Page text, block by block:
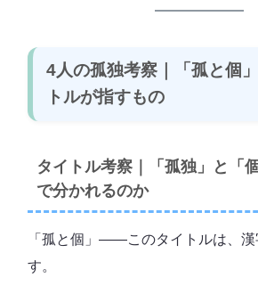
4人の孤独考察｜「孤と個
トルが指すもの
タイトル考察｜「孤独」と「
で分かれるのか
「孤と個」――このタイトルは、
す。